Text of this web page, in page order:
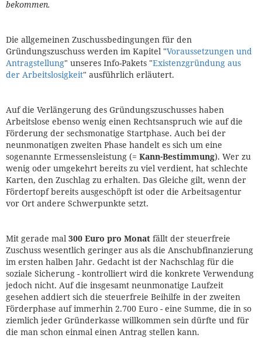
bekommen.
Die allgemeinen Zuschussbedingungen für den
Gründungszuschuss werden im Kapitel "Voraussetzungen und
Antragstellung" unseres Info-Pakets "Existenzgründung aus
der Arbeitslosigkeit" ausführlich erläutert.
Auf die Verlängerung des Gründungszuschusses haben
Arbeitslose ebenso wenig einen Rechtsanspruch wie auf die
Förderung der sechsmonatige Startphase. Auch bei der
neunmonatigen zweiten Phase handelt es sich um eine
sogenannte Ermessensleistung (= Kann-Bestimmung). Wer zu
wenig oder umgekehrt bereits zu viel verdient, hat schlechte
Karten, den Zuschlag zu erhalten. Das Gleiche gilt, wenn der
Fördertopf bereits ausgeschöpft ist oder die Arbeitsagentur
vor Ort andere Schwerpunkte setzt.
Mit gerade mal 300 Euro pro Monat fällt der steuerfreie
Zuschuss wesentlich geringer aus als die Anschubfinanzierung
im ersten halben Jahr. Gedacht ist der Nachschlag für die
soziale Sicherung - kontrolliert wird die konkrete Verwendung
jedoch nicht. Auf die insgesamt neunmonatige Laufzeit
gesehen addiert sich die steuerfreie Beihilfe in der zweiten
Förderphase auf immerhin 2.700 Euro - eine Summe, die in so
ziemlich jeder Gründerkasse willkommen sein dürfte und für
die man schon einmal einen Antrag stellen kann.